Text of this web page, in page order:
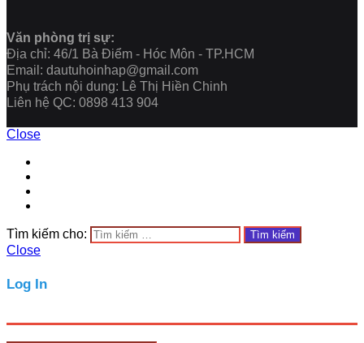
Văn phòng trị sự:
Địa chỉ: 46/1 Bà Điểm - Hóc Môn - TP.HCM
Email: dautuhoinhap@gmail.com
Phụ trách nội dung: Lê Thị Hiền Chinh
Liên hệ QC: 0898 413 904
Close
Tìm kiếm cho:
Close
Log In